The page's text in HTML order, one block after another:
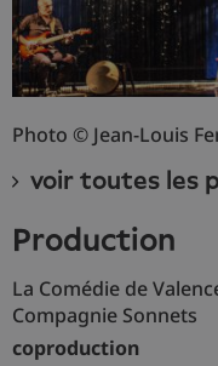
Photo © Jean-Louis
voir toutes les
production
La Comédie de
Compagnie Sonnets
coproduction